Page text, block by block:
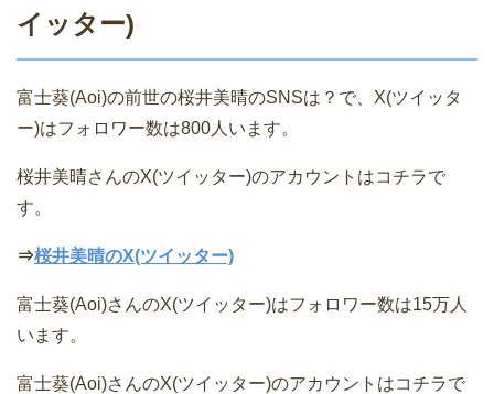
イッター)
富士葵(Aoi)の前世の桜井美晴のSNSは？で、X(ツイッタ
ー)はフォロワー数は800人います。
桜井美晴さんのX(ツイッター)のアカウントはコチラで
す。
⇒桜井美晴のX(ツイッター)
富士葵(Aoi)さんのX(ツイッター)はフォロワー数は15万人
います。
富士葵(Aoi)さんのX(ツイッター)のアカウントはコチラで